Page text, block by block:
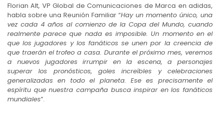
Florian Alt, VP Global de Comunicaciones de Marca en adidas,
habla sobre una Reunión Familiar “Hay un momento único, una
vez cada 4 años al comienzo de la Copa del Mundo, cuando
realmente parece que nada es imposible. Un momento en el
que los jugadores y los fanáticos se unen por la creencia de
que traerán el trofeo a casa. Durante el próximo mes, veremos
a nuevos jugadores irrumpir en la escena, a personajes
superar los pronósticos, goles increíbles y celebraciones
generalizadas en todo el planeta. Ese es precisamente el
espíritu que nuestra campaña busca inspirar en los fanáticos
mundiales”.